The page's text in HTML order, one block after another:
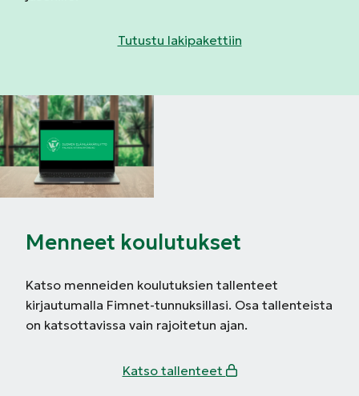
Tutustu lakipakettiin
Menneet koulutukset
Katso menneiden koulutuksien tallenteet
kirjautumalla Fimnet-tunnuksillasi. Osa tallenteista
on katsottavissa vain rajoitetun ajan.
Katso tallenteet